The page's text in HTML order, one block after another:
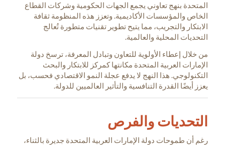
المتحدة بنهج تعاوني يجمع الجهات الحكومية وشركات القطاع
الخاص والمؤسسات الأكاديمية. وتعزز هذه المنظومة ثقافة
الابتكار والتجريب، مما يتيح تطوير تقنيات متطورة تُعالج
التحديات المحلية والعالمية.
من خلال إعطاء الأولوية للتعاون وتبادل المعرفة، ترسخ دولة
الإمارات العربية المتحدة مكانتها كمركز للابتكار والبحث
التكنولوجي. هذا النهج لا يدفع عجلة النمو الاقتصادي فحسب، بل
يعزز أيضًا القدرة التنافسية والتأثير العالميين للدولة.
التحديات والفرص
رغم أن طموحات دولة الإمارات العربية المتحدة جديرة بالثناء،